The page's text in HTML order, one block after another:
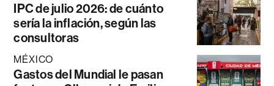
IPC de julio 2026: de cuánto
sería la inflación, según las
consultoras
MÉXICO
Gastos del Mundial le pasan